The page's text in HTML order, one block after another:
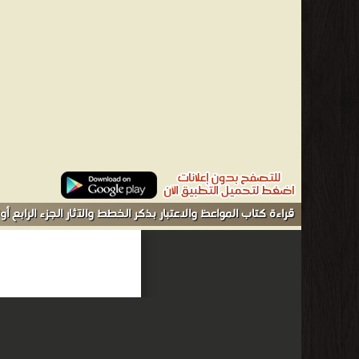
قراءة كتاب المواعظ والاعتبار بذكر الخطط والآثار الجزء الرابع